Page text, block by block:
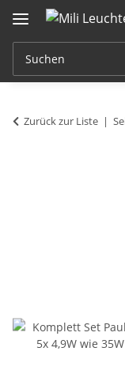
Zurück zur Liste